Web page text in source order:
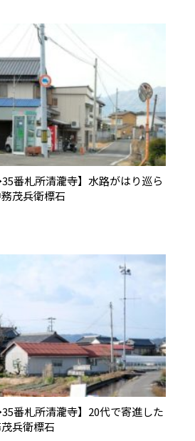
番札所清瀧寺】水路がはり巡ら
茂兵衛標石
番札所清瀧寺】20代で寄進した
兵衛標石